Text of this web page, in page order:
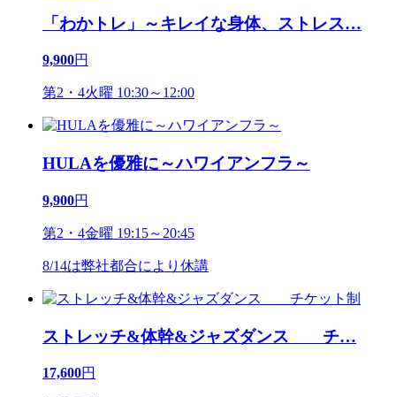
「わかトレ」～キレイな身体、ストレス…
9,900円
第2・4火曜 10:30～12:00
HULAを優雅に～ハワイアンフラ～
9,900円
第2・4金曜 19:15～20:45
8/14は弊社都合により休講
ストレッチ&体幹&ジャズダンス チ…
17,600円